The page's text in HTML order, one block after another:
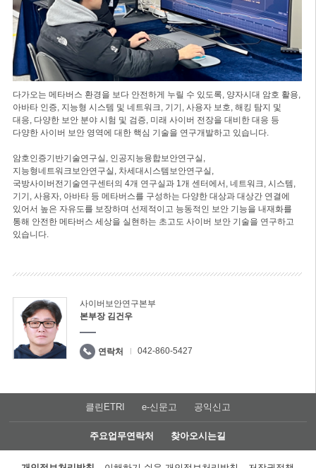
다가오는 메타버스 환경을 보다 안전하게 누릴 수 있도록, 양자시대 암호 활용,
아바타 인증, 지능형 시스템 및 네트워크, 기기, 사용자 보호, 해킹 탐지 및
대응, 다양한 보안 분야 시험 및 검증, 미래 사이버 전장을 대비한 대응 등
다양한 사이버 보안 영역에 대한 핵심 기술을 연구개발하고 있습니다.
암호인증기반기술연구실, 인공지능융합보안연구실,
지능형네트워크보안연구실, 차세대시스템보안연구실,
국방사이버전기술연구센터의 4개 연구실과 1개 센터에서, 네트워크, 시스템,
기기, 사용자, 아바타 등 메타버스를 구성하는 다양한 대상과 대상간 연결에
있어서 높은 자유도를 보장하며 선제적이고 능동적인 보안 기능을 내재화를
통해 안전한 메타버스 세상을 실현하는 초고도 사이버 보안 기술을 연구하고
있습니다.
사이버보안연구본부
본부장 김건우
연락처 042-860-5427
클린ETRI e-신문고 공익신고
주요업무연락처 찾아오시는길